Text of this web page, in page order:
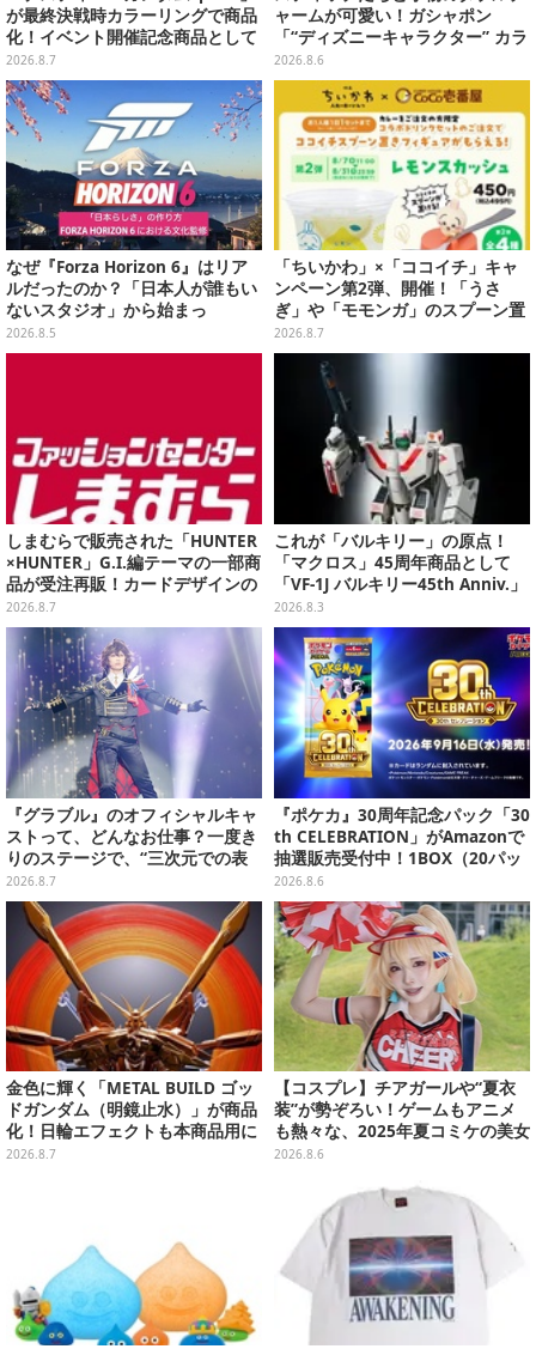
が最終決戦時カラーリングで商品
化！イベント開催記念商品として
METAL ROBOT魂に新登場
2026.8.7
ャームが可愛い！ガシャポン
「“ディズニーキャラクター” カラ
フルマルチチャーム」が発売
2026.8.6
なぜ『Forza Horizon 6』はリア
ルだったのか？「日本人が誰もい
ないスタジオ」から始まっ
た、“生活感のある日本"の作り方
【CEDEC2026】
2026.8.5
「ちいかわ」×「ココイチ」キャ
ンペーン第2弾、開催！「うさ
ぎ」や「モモンガ」のスプーン置
きをGETしよう
2026.8.7
しまむらで販売された「HUNTER
×HUNTER」G.I.編テーマの一部商
品が受注再販！カードデザインの
キーホルダーや、キルアたちのセ
リフ付ソックスなど
2026.8.7
これが「バルキリー」の原点！
「マクロス」45周年商品として
「VF-1J バルキリー45th Anniv.」
が予約開始
2026.8.3
『グラブル』のオフィシャルキャ
ストって、どんなお仕事？一度き
りのステージで、“三次元での表
現”に全力を懸けるキャスト陣の
舞台裏【インタビュー】
2026.8.7
『ポケカ』30周年記念パック「30
th CELEBRATION」がAmazonで
抽選販売受付中！1BOX（20パッ
ク入り）
2026.8.6
金色に輝く「METAL BUILD ゴッ
ドガンダム（明鏡止水）」が商品
化！日輪エフェクトも本商品用に
刷新した豪華仕様
2026.8.7
【コスプレ】チアガールや“夏衣
装”が勢ぞろい！ゲームもアニメ
も熱々な、2025年夏コミケの美女
レイヤーをプレイバック
2026.8.6